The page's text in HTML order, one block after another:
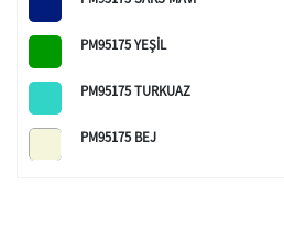
PM95175 YEŞİL
PM95175 TURKUAZ
PM95175 BEJ